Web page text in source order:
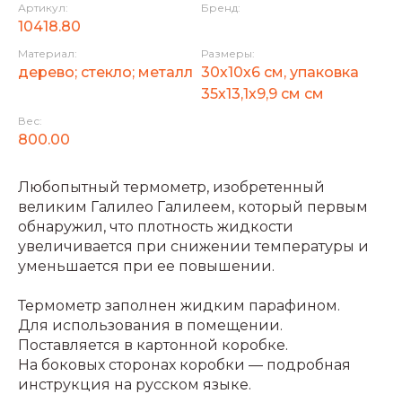
Артикул:
10418.80
Бренд:
Материал:
дерево; стекло; металл
Размеры:
30х10х6 см, упаковка
35х13,1х9,9 см см
Вес:
800.00
Любопытный термометр, изобретенный
великим Галилео Галилеем, который первым
обнаружил, что плотность жидкости
увеличивается при снижении температуры и
уменьшается при ее повышении.
Термометр заполнен жидким парафином.
Для использования в помещении.
Поставляется в картонной коробке.
На боковых сторонах коробки — подробная
инструкция на русском языке.